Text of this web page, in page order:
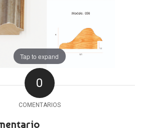
Tap to expand
0
COMENTARIOS